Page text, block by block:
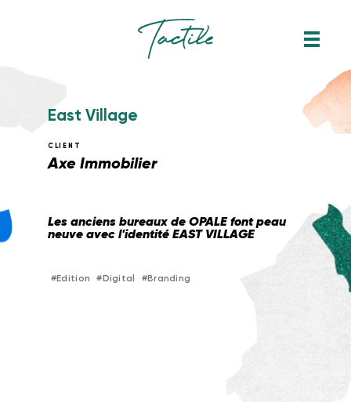
East Vi age
CLIENT
Axe Immobilier
Les anciens bureaux de OPALE font peau
neuve avec l'identité EAST VILLAGE
#Edition #Digital #Branding